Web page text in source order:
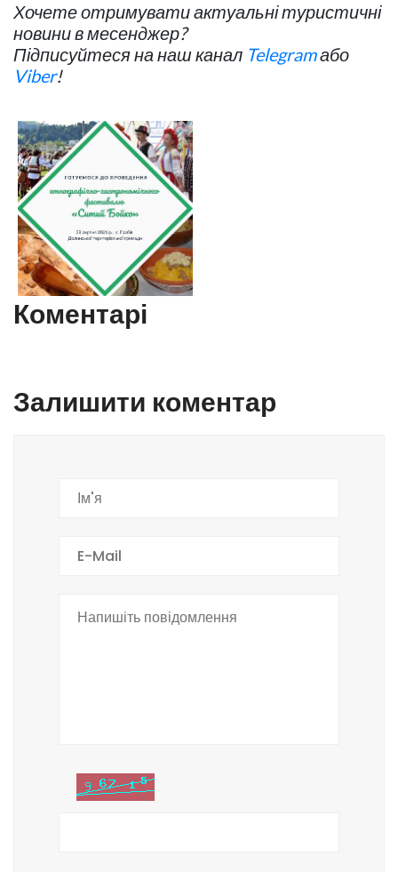
Хочете отримувати актуальні туристичні
новини в месенджер?
Підписуйтеся на наш канал Telegramабо
Viber!
Коментарі
Залишити коментар